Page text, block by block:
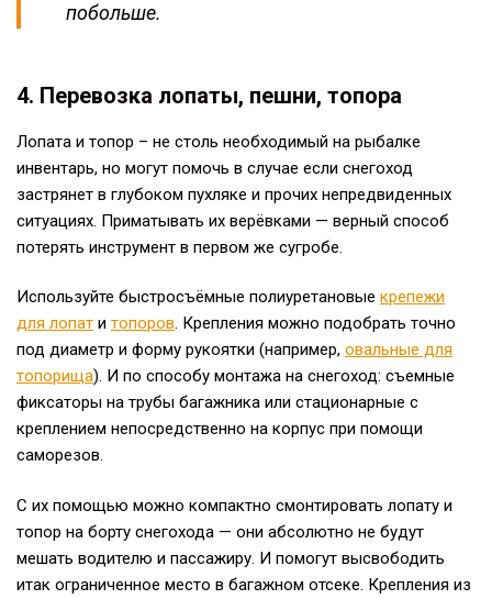
побольше.
4. Перевозка лопаты, пешни, топора
Лопата и топор – не столь необходимый на рыбалке
инвентарь, но могут помочь в случае если снегоход
застрянет в глубоком пухляке и прочих непредвиденных
ситуациях. Приматывать их верёвками — верный способ
потерять инструмент в первом же сугробе.
Используйте быстросъёмные полиуретановые крепежи
для лопат и топоров. Крепления можно подобрать точно
под диаметр и форму рукоятки (например, овальные для
топорища). И по способу монтажа на снегоход: съемные
фиксаторы на трубы багажника или стационарные с
креплением непосредственно на корпус при помощи
саморезов.
С их помощью можно компактно смонтировать лопату и
топор на борту снегохода — они абсолютно не будут
мешать водителю и пассажиру. И помогут высвободить
итак ограниченное место в багажном отсеке. Крепления из